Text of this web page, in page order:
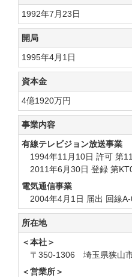
1992年7月23日
開局
1995年4月1日
資本金
4億1920万円
事業内容
有線テレビジョン放送事業
1994年11月10日 許可 第
2011年6月30日 登録 第
電気通信事業
2004年4月1日 届出 回線
所在地
＜本社＞
〒350-1306 埼玉県狭山
＜営業所＞